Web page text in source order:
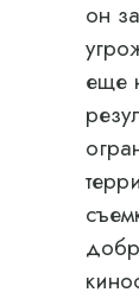
он
еще